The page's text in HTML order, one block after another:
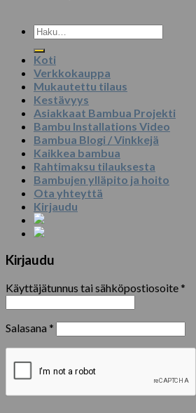
Etsi:
Koti
Verkkokauppa
Mukautettu tilaus
Kestävyys
Asiakkaat Bambua Projekti
Bambu Installations Video
Bambua Blogi / Vinkkejä
Kaikkea bambua
Rahtimaksu tilauksesta
Bambujen ylläpito ja hoito
Ota yhteyttä
Kirjaudu
Kirjaudu
Käyttäjätunnus tai sähköpostiosoite*
Salasana *